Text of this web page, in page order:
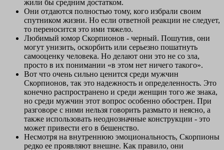
жили бы средним достатком.
Они отдаются полностью тому, кого избрали своим
спутником жизни. Но если ответной реакции не следует,
то переносится это ими тяжело.
Любимый юмор Скорпионов - черный. Пошутив, они
могут унизить, оскорбить или серьезно пошатнуть
самооценку человека. Но делают они это не со зла,
просто в их понимании «в этом нет ничего такого».
Вот что очень сильно ценится среди мужчин
Скорпионов, так это надежность и определенность. Это
конечно распространено и среди женщин того же знака,
но среди мужчин этот вопрос особенно обострен. При
разговоре с ними нельзя говорить размыто и неясно, а
также использовать неоднозначные конструкции - это
может привести его в бешенство.
Несмотря на внутреннюю эмоциональность, Скорпионы
редко ее проявляют внешне. Как правило, они